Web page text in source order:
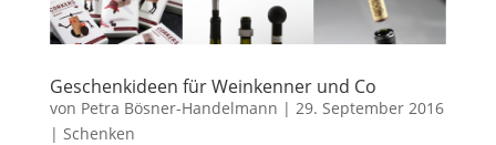
Geschenkideen für Weinkenner und Co
von Petra Bösner-Handelmann | 29. September 2016
| Schenken